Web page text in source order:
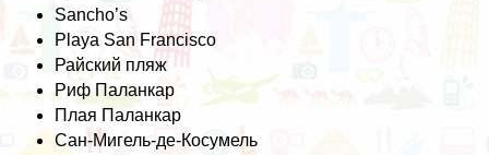
Sancho’s
Playa San Francisco
Райский пляж
Риф Паланкар
Плая Паланкар
Сан-Мигель-де-Косумель